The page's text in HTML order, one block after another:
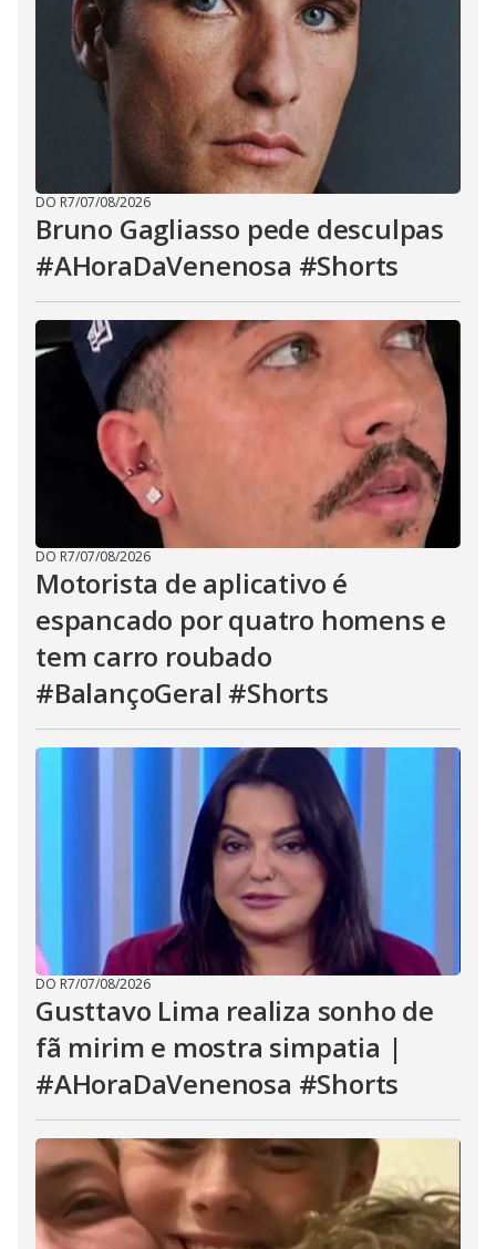
DO R7/07/08/2026
Bruno Gagliasso pede desculpas
#AHoraDaVenenosa #Shorts
DO R7/07/08/2026
Motorista de aplicativo é
espancado por quatro homens e
tem carro roubado
#BalançoGeral #Shorts
DO R7/07/08/2026
Gusttavo Lima realiza sonho de
fã mirim e mostra simpatia |
#AHoraDaVenenosa #Shorts